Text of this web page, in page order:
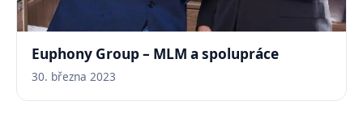
Euphony Group – MLM a spolupráce
30. března 2023